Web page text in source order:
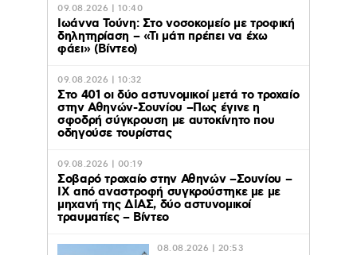
09.08.2026 | 10:40
Ιωάννα Τούνη: Στο νοσοκομείο με τροφική
δηλητηρίαση – «Τι μάτι πρέπει να έχω
φάει» (Βίντεο)
09.08.2026 | 10:32
Στο 401 οι δύο αστυνομικοί μετά το τροχαίο
στην Αθηνών-Σουνίου –Πως έγινε η
σφοδρή σύγκρουση με αυτοκίνητο που
οδηγούσε τουρίστας
09.08.2026 | 00:19
Σοβαρό τροχαίο στην Αθηνών –Σουνίου –
ΙΧ από αναστροφή συγκρούστηκε με με
μηχανή της ΔΙΑΣ, δύο αστυνομικοί
τραυματίες – Βίντεο
08.08.2026 | 20:53